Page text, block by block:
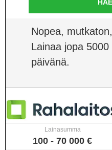
Nopea,
Lainaa jopa
päivänä.
Lainasumma
100 - 70 000 €